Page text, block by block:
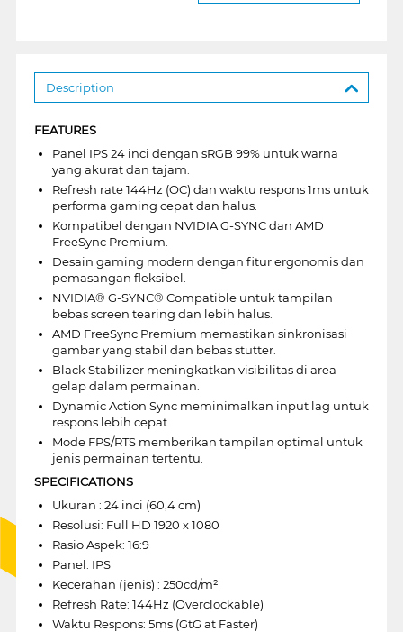
Description
FEATURES
Panel IPS 24 inci dengan sRGB 99% untuk warna
yang akurat dan tajam.
Refresh rate 144Hz (OC) dan waktu respons 1ms untuk
performa gaming cepat dan halus.
Kompatibel dengan NVIDIA G-SYNC dan AMD
FreeSync Premium.
Desain gaming modern dengan fitur ergonomis dan
pemasangan fleksibel.
NVIDIA® G-SYNC® Compatible untuk tampilan
bebas screen tearing dan lebih halus.
AMD FreeSync Premium memastikan sinkronisasi
gambar yang stabil dan bebas stutter.
Black Stabilizer meningkatkan visibilitas di area
gelap dalam permainan.
Dynamic Action Sync meminimalkan input lag untuk
respons lebih cepat.
Mode FPS/RTS memberikan tampilan optimal untuk
jenis permainan tertentu.
SPECIFICATIONS
Ukuran : 24 inci (60,4 cm)
Resolusi: Full HD 1920 x 1080
Rasio Aspek: 16:9
Panel: IPS
Kecerahan (jenis) : 250cd/m²
Refresh Rate: 144Hz (Overclockable)
Waktu Respons: 5ms (GtG at Faster)